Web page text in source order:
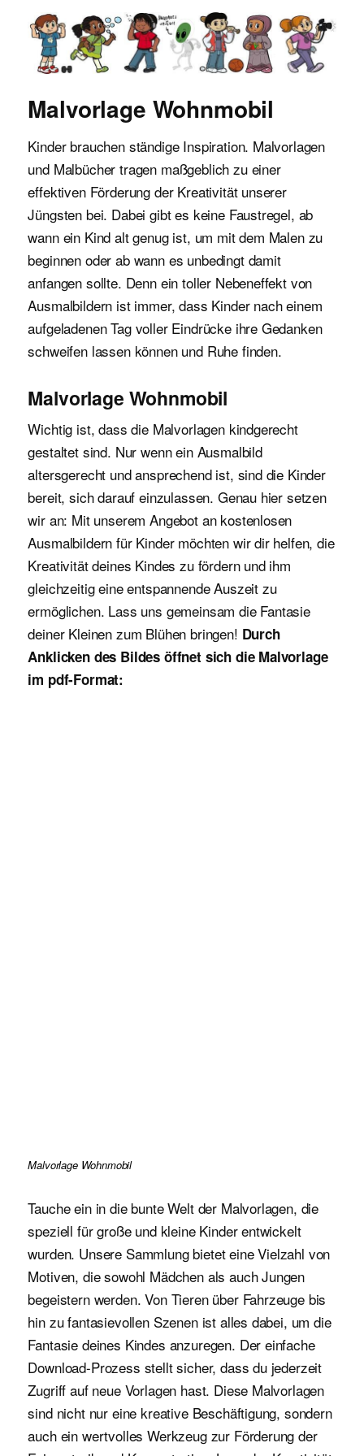
Malvorlagen für Kinder
Malvorlage Wohnmobil
Kinder brauchen ständige Inspiration. Malvorlagen
und Malbücher tragen maßgeblich zu einer
effektiven Förderung der Kreativität unserer
Jüngsten bei. Dabei gibt es keine Faustregel, ab
wann ein Kind alt genug ist, um mit dem Malen zu
beginnen oder ab wann es unbedingt damit
anfangen sollte. Denn ein toller Nebeneffekt von
Ausmalbildern ist immer, dass Kinder nach einem
aufgeladenen Tag voller Eindrücke ihre Gedanken
schweifen lassen können und Ruhe finden.
Malvorlage Wohnmobil
Wichtig ist, dass die Malvorlagen kindgerecht
gestaltet sind. Nur wenn ein Ausmalbild
altersgerecht und ansprechend ist, sind die Kinder
bereit, sich darauf einzulassen. Genau hier setzen
wir an: Mit unserem Angebot an kostenlosen
Ausmalbildern für Kinder möchten wir dir helfen, die
Kreativität deines Kindes zu fördern und ihm
gleichzeitig eine entspannende Auszeit zu
ermöglichen. Lass uns gemeinsam die Fantasie
deiner Kleinen zum Blühen bringen! Durch
Anklicken des Bildes öffnet sich die Malvorlage
im pdf-Format:
Malvorlage Wohnmobil
Tauche ein in die bunte Welt der Malvorlagen, die
speziell für große und kleine Kinder entwickelt
wurden. Unsere Sammlung bietet eine Vielzahl von
Motiven, die sowohl Mädchen als auch Jungen
begeistern werden. Von Tieren über Fahrzeuge bis
hin zu fantasievollen Szenen ist alles dabei, um die
Fantasie deines Kindes anzuregen. Der einfache
Download-Prozess stellt sicher, dass du jederzeit
Zugriff auf neue Vorlagen hast. Diese Malvorlagen
sind nicht nur eine kreative Beschäftigung, sondern
auch ein wertvolles Werkzeug zur Förderung der